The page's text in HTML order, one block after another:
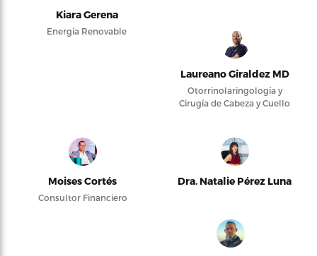
Kiara Gerena
Energía Renovable
Laureano Giraldez MD
Otorrinolaringología y
Cirugía de Cabeza y Cuello
Moises Cortés
Consultor Financiero
Dra. Natalie Pérez Luna